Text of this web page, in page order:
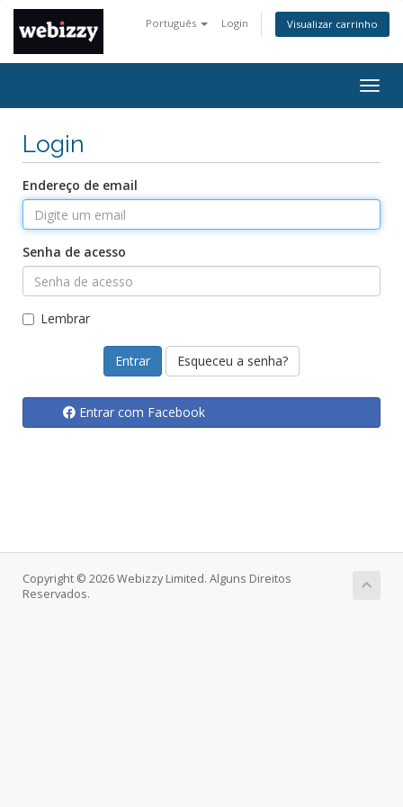
Português Login Visualizar carrinho
Login
Endereço de email
Senha de acesso
Lembrar
Esqueceu a senha?
Entrar com Facebook
Copyright © 2026 Webizzy Limited. Alguns Direitos
Reservados.